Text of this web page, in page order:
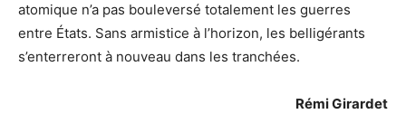
atomique n’a pas bouleversé totalement les guerres
entre États. Sans armistice à l’horizon, les belligérants
s’enterreront à nouveau dans les tranchées.
Rémi Girardet